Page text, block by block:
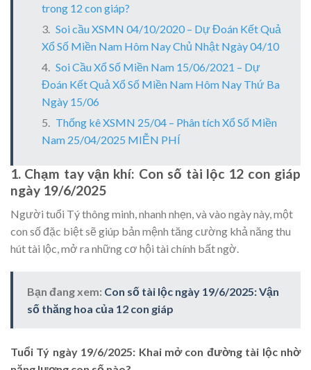
trong 12 con giáp?
Soi cầu XSMN 04/10/2020 – Dự Đoán Kết Quả
Xổ Số Miền Nam Hôm Nay Chủ Nhật Ngày 04/10
Soi Cầu Xổ Số Miền Nam 15/06/2021 – Dự
Đoán Kết Quả Xổ Số Miền Nam Hôm Nay Thứ Ba
Ngày 15/06
Thống kê XSMN 25/04 – Phân tích Xổ Số Miền
Nam 25/04/2025 MIỄN PHÍ
1. Chạm tay vận khí: Con số tài lộc 12 con giáp
ngày 19/6/2025
Người tuổi Tý thông minh, nhanh nhẹn, và vào ngày này, một
con số đặc biệt sẽ giúp bản mệnh tăng cường khả năng thu
hút tài lộc, mở ra những cơ hội tài chính bất ngờ.
Bạn đang xem: Con số tài lộc ngày 19/6/2025: Vận
số thăng hoa của 12 con giáp
Tuổi Tý ngày 19/6/2025: Khai mở con đường tài lộc nhờ